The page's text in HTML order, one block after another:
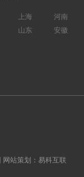
上海
河南
山东 安徽
网站策划：易科互联